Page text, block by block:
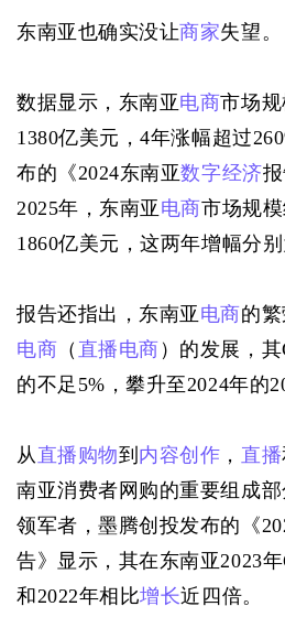
东南亚也确实没让商家失望。
数据显示，东南亚电商市场
1380亿美元，4年涨幅超过
布的《2024东南亚数字经济
2025年，东南亚 电商市场规
1860亿美元，这两年增幅分别
报告还指出，东南亚 电商的
电商 （ 直播电商 ）的发展，
的不足5%，攀升至2024年的
从直播购物到 内容创作 ， 直播
南亚消费者网购的重要组成
领军者，墨腾创投发布的《
告》显示，其在东南亚2023
和2022年相比增长近四倍。